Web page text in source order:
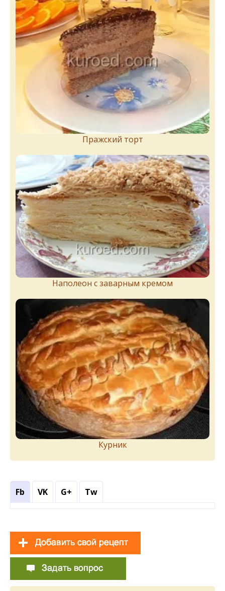
Пражский торт
Наполеон с заварным кремом
Курник
Fb VK G+ Tw